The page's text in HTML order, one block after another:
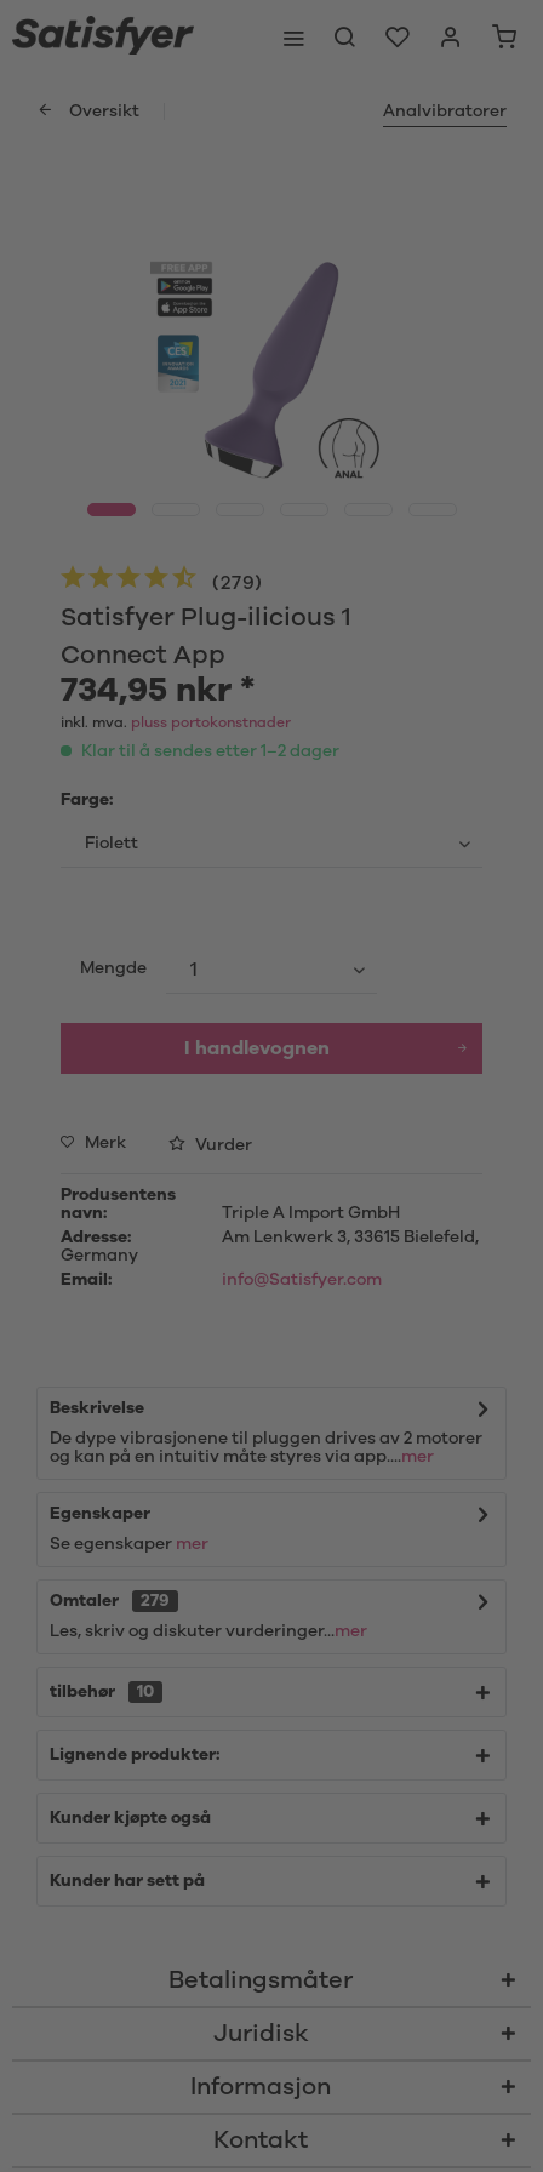
Oversikt Analvibratorer
Satisfyer Plug-ilicious 1
Connect App
(279)
734,95 nkr *
inkl. mva. pluss portokonstnader
Klar til å sendes etter 1–2 dager
Farge:
Mengde
I handlevognen
Merk Vurder
Produsentens
navn:
Triple A Import GmbH
Adresse:
Am Lenkwerk 3, 33615 Bielefeld,
Germany
Email:
info@Satisfyer.com
Beskrivelse
De dype vibrasjonene til pluggen drives av 2 motorer
og kan på en intuitiv måte styres via app....mer
Egenskaper
Se egenskaper mer
Omtaler
279
Les, skriv og diskuter vurderinger...mer
tilbehør 10
Lignende produkter:
Kunder kjøpte også
Kunder har sett på
Betalingsmåter
Juridisk
Informasjon
Kontakt